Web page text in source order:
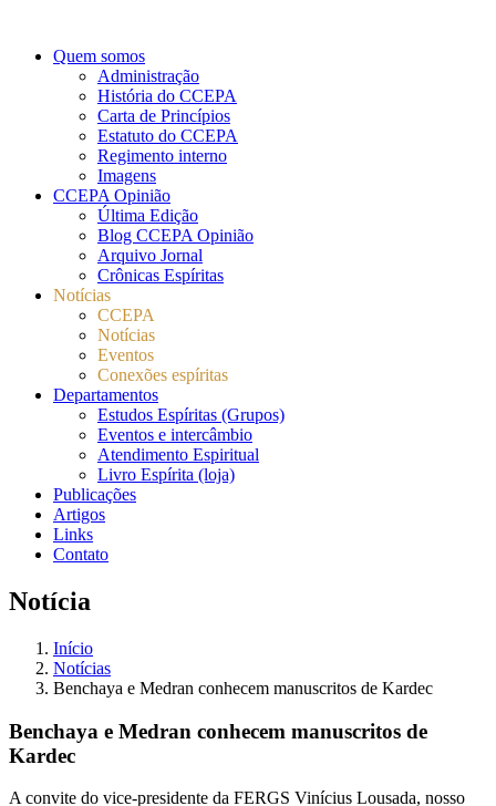
Quem somos
Administração
História do CCEPA
Carta de Princípios
Estatuto do CCEPA
Regimento interno
Imagens
CCEPA Opinião
Última Edição
Blog CCEPA Opinião
Arquivo Jornal
Crônicas Espíritas
Notícias
CCEPA
Notícias
Eventos
Conexões espíritas
Departamentos
Estudos Espíritas (Grupos)
Eventos e intercâmbio
Atendimento Espiritual
Livro Espírita (loja)
Publicações
Artigos
Links
Contato
Notícia
Início
Notícias
Benchaya e Medran conhecem manuscritos de Kardec
Benchaya e Medran conhecem manuscritos de
Kardec
A convite do vice-presidente da FERGS Vinícius Lousada, nosso